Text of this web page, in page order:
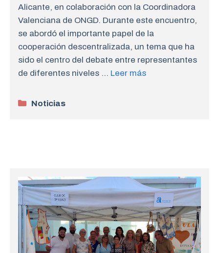
Alicante, en colaboración con la Coordinadora
Valenciana de ONGD. Durante este encuentro,
se abordó el importante papel de la
cooperación descentralizada, un tema que ha
sido el centro del debate entre representantes
de diferentes niveles … Leer más
Categorías
Noticias